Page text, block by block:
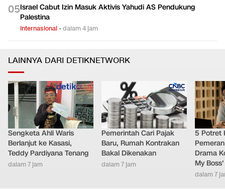
05Israel Cabut Izin Masuk Aktivis Yahudi AS Pendukung
Palestina
Internasional •dalam 4 jam
LAINNYA DARI DETIKNETWORK
Sengketa Ahli Waris
Berlanjut ke Kasasi,
Teddy Pardiyana Tenang
dalam 7 jam
Pemerintah Cari Pajak
Baru, Rumah Kontrakan
Bakal Dikenakan
dalam 7 jam
5 Potret
Drama
My Boss'
dalam 7